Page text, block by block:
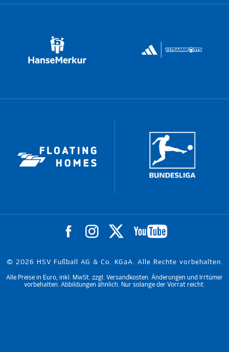
© 2026 HSV Fußball AG & Co. KGaA. Alle Rechte vorbehalten.
Alle Preise in Euro, inkl. MwSt. zzgl. Versandkosten. Änderungen und Irrtümer
vorbehalten. Abbildungen ähnlich. Nur solange der Vorrat reicht.